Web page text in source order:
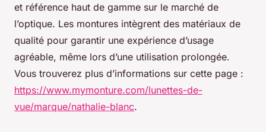
et référence haut de gamme sur le marché de
l’optique. Les montures intègrent des matériaux de
qualité pour garantir une expérience d’usage
agréable, même lors d’une utilisation prolongée.
Vous trouverez plus d’informations sur cette page :
https://www.mymonture.com/lunettes-de-
vue/marque/nathalie-blanc.